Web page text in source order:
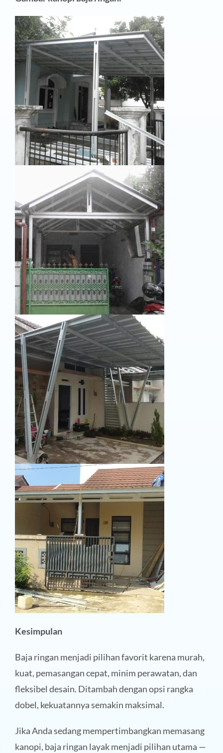
Kesimpulan
Baja ringan menjadi pilihan favorit karena murah,
kuat, pemasangan cepat, minim perawatan, dan
fleksibel desain. Ditambah dengan opsi rangka
dobel, kekuatannya semakin maksimal.
Jika Anda sedang mempertimbangkan memasang
kanopi, baja ringan layak menjadi pilihan utama —